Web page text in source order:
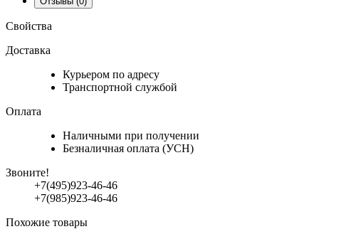
Свойства
Доставка
Курьером по адресу
Транспортной службой
Оплата
Наличными при получении
Безналичная оплата (УСН)
Звоните!
+7(495)923-46-46
+7(985)923-46-46
Похожие товары